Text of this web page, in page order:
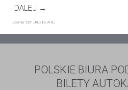
DALEJ →
Joomla SEF URLs by Artio
POLSKIE BIURA
BILETY